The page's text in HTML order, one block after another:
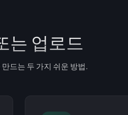
는 업로드
드는 두 가지 쉬운 방법.